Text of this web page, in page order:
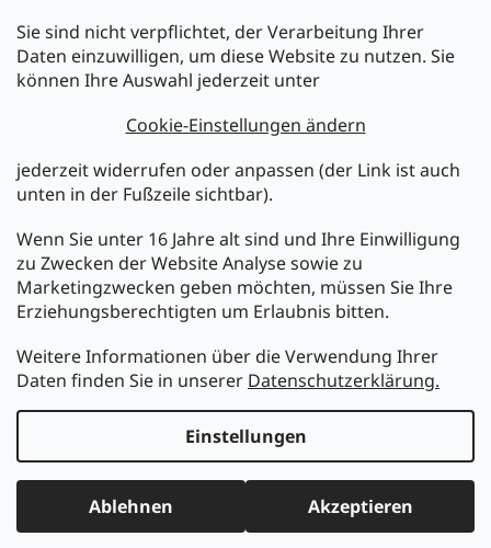
Sie sind nicht verpflichtet, der Verarbeitung Ihrer
Daten einzuwilligen, um diese Website zu nutzen. Sie
können Ihre Auswahl jederzeit unter
Cookie-Einstellungen ändern
jederzeit widerrufen oder anpassen (der Link ist auch
unten in der Fußzeile sichtbar).
Wenn Sie unter 16 Jahre alt sind und Ihre Einwilligung
zu Zwecken der Website Analyse sowie zu
Marketingzwecken geben möchten, müssen Sie Ihre
Erziehungsberechtigten um Erlaubnis bitten.
Weitere Informationen über die Verwendung Ihrer
Daten finden Sie in unserer Datenschutzerklärung.
Einstellungen
Ablehnen Akzeptieren
Newsletter abonnieren
Legen Sie Ihre E-Mail ein und wir werden Ihnen Informationen
über neue Produkte in unserem E-Shop zusenden.
E-Mail
Melden Sie sich jetzt für den mükra Newsletter an,
kostenlos und jederzeit kündbar! Mit der Anmeldung zum
Newsletter bestätigen Sie Ihr Einverständnis mit der
Datenschutzerklärung.
ANMELDEN
Copyright 2026MüKRA electronic Vertriebs GmbH. Alle
Rechte vorbehalten.
Cookie-Einstellungen ändern